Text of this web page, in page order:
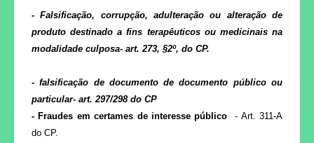
- Falsificação, corrupção, adulteração ou alteração de
produto destinado a fins terapêuticos ou medicinaisna
modalidade culposa- art. 273, §2º, do CP.
- falsificação de documento de documento público ou
particular- art. 297/298 do CP
-Fraudes em certames de interesse público - Art. 311-A
do CP.